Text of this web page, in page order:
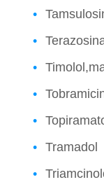
Tramadol